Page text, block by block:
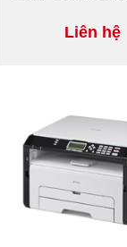
Liên hệ